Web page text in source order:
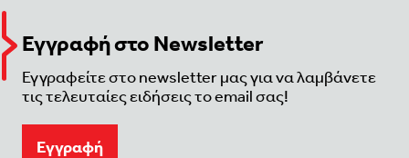
Εγγραφή στο Newsletter
Εγγραφείτε στο newsletter μας για να λαμβάνετε
τις τελευταίες ειδήσεις το email σας!
Eγγραφή